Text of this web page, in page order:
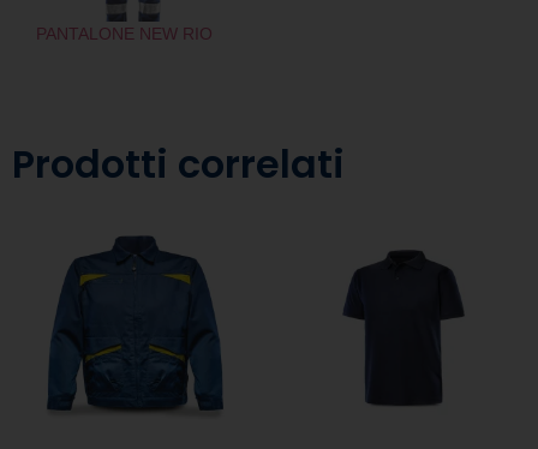
PANTALONE NEW RIO
Prodotti correlati